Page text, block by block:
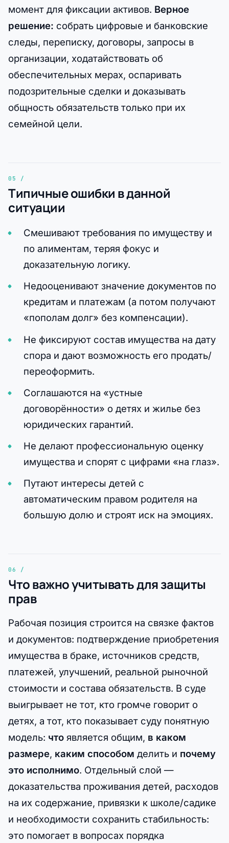
момент для фиксации активов. Верное
решение: собрать цифровые и банковские
следы, переписку, договоры, запросы в
организации, ходатайствовать об
обеспечительных мерах, оспаривать
подозрительные сделки и доказывать
общность обязательств только при их
семейной цели.
Типичные ошибки в данной
ситуации
Смешивают требования по имуществу и
по алиментам, теряя фокус и
доказательную логику.
Недооценивают значение документов по
кредитам и платежам (а потом получают
«пополам долг» без компенсации).
Не фиксируют состав имущества на дату
спора и дают возможность его продать/
переоформить.
Соглашаются на «устные
договорённости» о детях и жилье без
юридических гарантий.
Не делают профессиональную оценку
имущества и спорят с цифрами «на глаз».
Путают интересы детей с
автоматическим правом родителя на
большую долю и строят иск на эмоциях.
Что важно учитывать для защиты
прав
Рабочая позиция строится на связке фактов
и документов: подтверждение приобретения
имущества в браке, источников средств,
платежей, улучшений, реальной рыночной
стоимости и состава обязательств. В суде
выигрывает не тот, кто громче говорит о
детях, а тот, кто показывает суду понятную
модель: что является общим, в каком
размере, каким способом делить и почему
это исполнимо. Отдельный слой —
доказательства проживания детей, расходов
на их содержание, привязки к школе/садике
и необходимости сохранить стабильность:
это помогает в вопросах порядка